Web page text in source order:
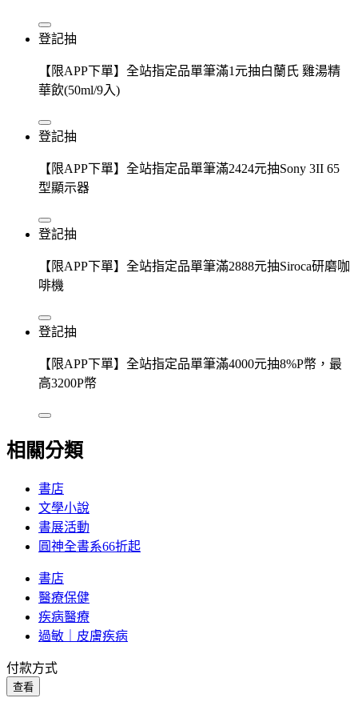
登記抽
【限APP下單】全站指定品單筆滿1元抽白蘭氏 雞湯精
華飲(50ml/9入)
登記抽
【限APP下單】全站指定品單筆滿2424元抽Sony 3II 65
型顯示器
登記抽
【限APP下單】全站指定品單筆滿2888元抽Siroca研磨咖
啡機
登記抽
【限APP下單】全站指定品單筆滿4000元抽8%P幣，最
高3200P幣
相關分類
書店
文學小說
書展活動
圓神全書系66折起
書店
醫療保健
疾病醫療
過敏｜皮膚疾病
付款方式
查看